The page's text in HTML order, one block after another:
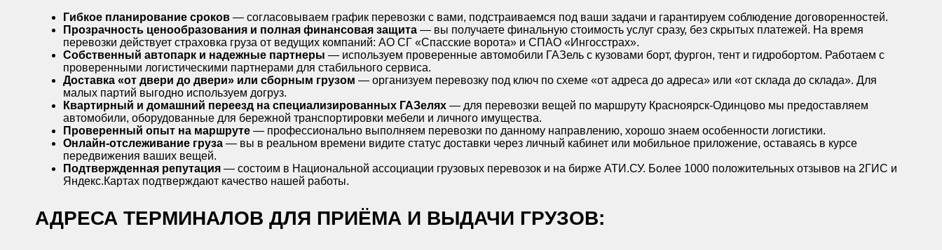
Гибкое планирование сроков — согласовываем график перевозки с вами, подстраиваемся под ваши задачи и гарантируем соблюдение договоренностей.
Прозрачность ценообразования и полная финансовая защита — вы получаете финальную стоимость услуг сразу, без скрытых платежей. На время
перевозки действует страховка груза от ведущих компаний: АО СГ «Спасские ворота» и СПАО «Ингосстрах».
Собственный автопарк и надежные партнеры — используем проверенные автомобили ГАЗель с кузовами борт, фургон, тент и гидробортом. Работаем с
проверенными логистическими партнерами для стабильного сервиса.
Доставка «от двери до двери» или сборным грузом — организуем перевозку под ключ по схеме «от адреса до адреса» или «от склада до склада». Для
малых партий выгодно используем догруз.
Квартирный и домашний переезд на специализированных ГАЗелях — для перевозки вещей по маршруту Красноярск-Одинцово мы предоставляем
автомобили, оборудованные для бережной транспортировки мебели и личного имущества.
Проверенный опыт на маршруте — профессионально выполняем перевозки по данному направлению, хорошо знаем особенности логистики.
Онлайн-отслеживание груза — вы в реальном времени видите статус доставки через личный кабинет или мобильное приложение, оставаясь в курсе
передвижения ваших вещей.
Подтвержденная репутация — состоим в Национальной ассоциации грузовых перевозок и на бирже АТИ.СУ. Более 1000 положительных отзывов на 2ГИС и
Яндекс.Картах подтверждают качество нашей работы.
АДРЕСА ТЕРМИНАЛОВ ДЛЯ ПРИЁМА И ВЫДАЧИ ГРУЗОВ: